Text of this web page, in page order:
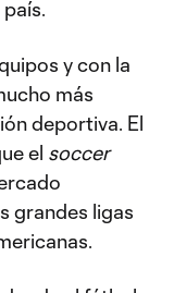
y con la
más
deportiva. El
el soccer
grandes ligas